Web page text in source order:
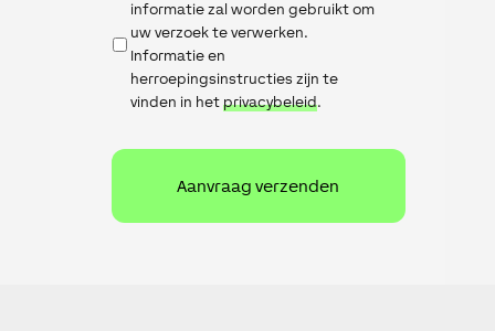
informatie zal worden gebruikt om
uw verzoek te verwerken.
Informatie en
herroepingsinstructies zijn te
vinden in het privacybeleid.